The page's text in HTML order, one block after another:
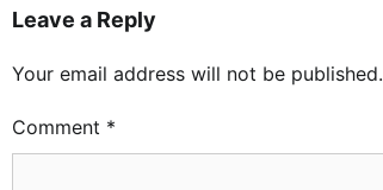
Leave a Reply
Your email address will not be published.
Comment *